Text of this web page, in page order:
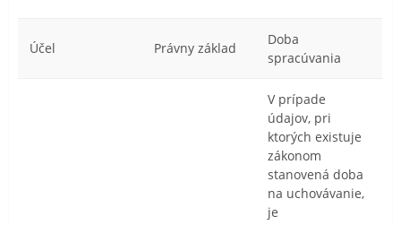
Účel Právny základ
Doba
spracúvania
V prípade
údajov, pri
ktorých existuje
zákonom
stanovená doba
na uchovávanie,
je